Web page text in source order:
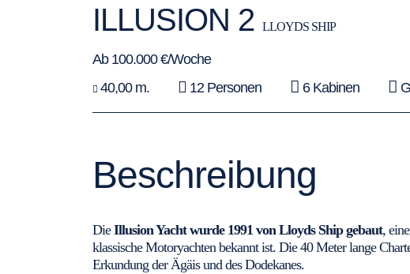
ILLUSION 2 LLOYDS SHIP
Ab 100.000 €/Woche
40,00 m.
12 Personen 6 Kabinen
Beschreibung
DieIllusion Yacht wurde 1991 von Lloyds Ship gebaut,
klassische Motoryachten bekannt ist. Die 40 Meter lange
Erkundung der Ägäis und des Dodekanes.